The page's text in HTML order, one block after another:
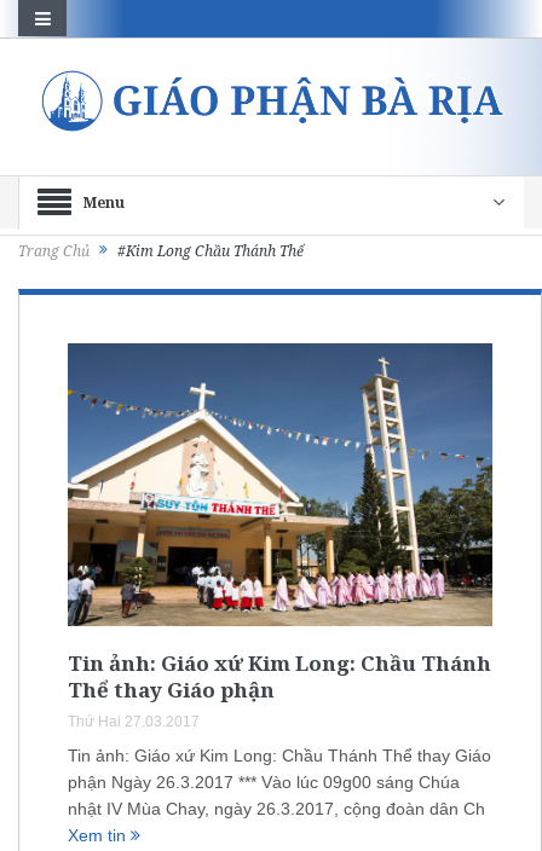
Menu
Trang Chủ #Kim Long Chầu Thánh Thể
Tin ảnh: Giáo xứ Kim Long: Chầu Thánh
Thể thay Giáo phận
Thứ Hai 27.03.2017
Tin ảnh: Giáo xứ Kim Long: Chầu Thánh Thể thay Giáo
phận Ngày 26.3.2017 *** Vào lúc 09g00 sáng Chúa
nhật IV Mùa Chay, ngày 26.3.2017, cộng đoàn dân Ch
Xem tin